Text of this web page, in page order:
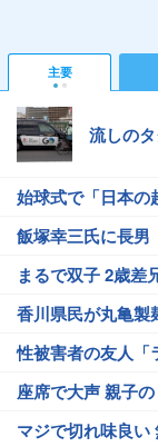
主要
流しの
始球式で「日本の
飯塚幸三氏に長男
まるで双子 2歳差
香川県民が丸亀製
性被害者の友人「
座席で大声 親子
マジで切れ味良い